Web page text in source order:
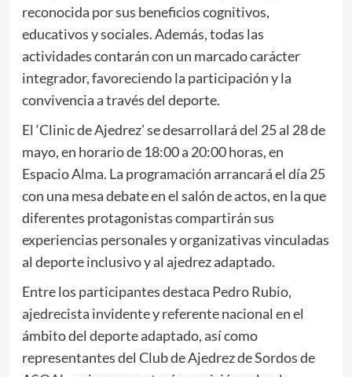
reconocida por sus beneficios cognitivos,
educativos y sociales. Además, todas las
actividades contarán con un marcado carácter
integrador, favoreciendo la participación y la
convivencia a través del deporte.
El ‘Clinic de Ajedrez’ se desarrollará del 25 al 28 de
mayo, en horario de 18:00 a 20:00 horas, en
Espacio Alma. La programación arrancará el día 25
con una mesa debate en el salón de actos, en la que
diferentes protagonistas compartirán sus
experiencias personales y organizativas vinculadas
al deporte inclusivo y al ajedrez adaptado.
Entre los participantes destaca Pedro Rubio,
ajedrecista invidente y referente nacional en el
ámbito del deporte adaptado, así como
representantes del Club de Ajedrez de Sordos de